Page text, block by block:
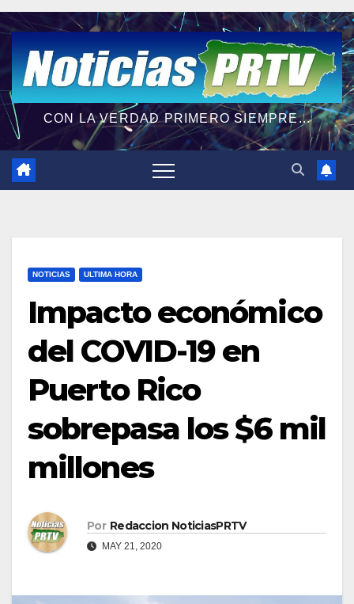
CON LA VERDAD PRIMERO SIEMPRE...
NOTICIAS ULTIMA HORA
Impacto económico
del COVID-19 en
Puerto Rico
sobrepasa los $6 mil
millones
Por Redaccion NoticiasPRTV
MAY 21, 2020